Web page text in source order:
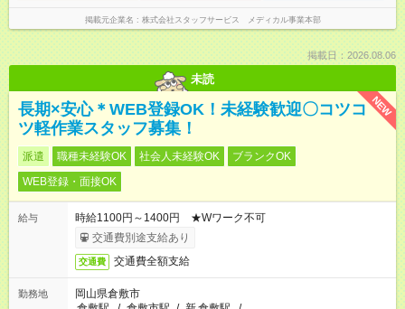
掲載元企業名 株式会社スタッフサービス メディカル事業本部
掲載日：2026.08.06
未読
NEW
長期×安心＊WEB登録OK！未経験歓迎〇コツコ
ツ軽作業スタッフ募集！
派遣 職種未経験OK 社会人未経験OK
ブランクOK
WEB登録・面接OK
給与
時給1100円～1400円 ★Wワーク不可
交通費別途支給あり
交通費 交通費全額支給
勤務地
岡山県倉敷市